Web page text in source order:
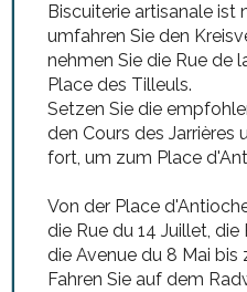
Biscuiterie artisanale ist
umfahren Sie den
nehmen Sie die Rue de
Place des Tilleuls.
Setzen Sie die
den Cours des Jarrières
fort, um zum Place
Von der Place
die Rue du 14 Juillet,
die Avenue du 8 Mai bis
Fahren Sie auf dem